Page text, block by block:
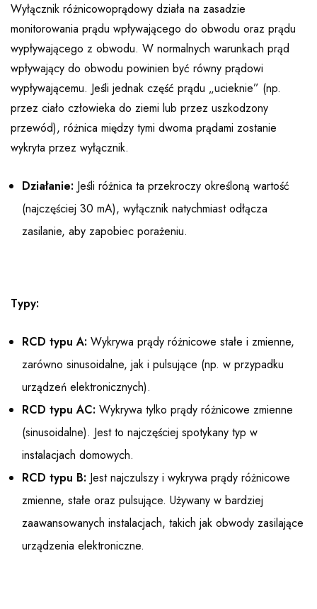
Wyłącznik różnicowoprądowy działa na zasadzie
monitorowania prądu wpływającego do obwodu oraz prądu
wypływającego z obwodu. W normalnych warunkach prąd
wpływający do obwodu powinien być równy prądowi
wypływającemu. Jeśli jednak część prądu „ucieknie” (np.
przez ciało człowieka do ziemi lub przez uszkodzony
przewód), różnica między tymi dwoma prądami zostanie
wykryta przez wyłącznik.
Działanie: Jeśli różnica ta przekroczy określoną wartość
(najczęściej 30 mA), wyłącznik natychmiast odłącza
zasilanie, aby zapobiec porażeniu.
Typy:
RCD typu A: Wykrywa prądy różnicowe stałe i zmienne,
zarówno sinusoidalne, jak i pulsujące (np. w przypadku
urządzeń elektronicznych).
RCD typu AC: Wykrywa tylko prądy różnicowe zmienne
(sinusoidalne). Jest to najczęściej spotykany typ w
instalacjach domowych.
RCD typu B: Jest najczulszy i wykrywa prądy różnicowe
zmienne, stałe oraz pulsujące. Używany w bardziej
zaawansowanych instalacjach, takich jak obwody zasilające
urządzenia elektroniczne.